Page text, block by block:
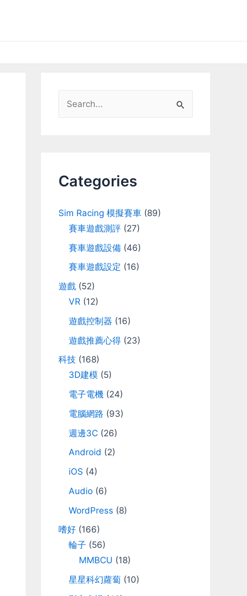
e
h
Categories
Sim Racing 模擬賽車 (89)
賽車遊戲測評 (27)
賽車遊戲設備 (46)
賽車遊戲設定 (16)
遊戲 (52)
VR (12)
遊戲控制器 (16)
遊戲推薦心得 (23)
科技 (168)
3D建模 (5)
電子電機 (24)
電腦網路 (93)
週邊3C (26)
Android (2)
iOS (4)
Audio (6)
WordPress (8)
嗜好 (166)
輪子 (56)
MMBCU (18)
星星科幻蘿蔔 (10)